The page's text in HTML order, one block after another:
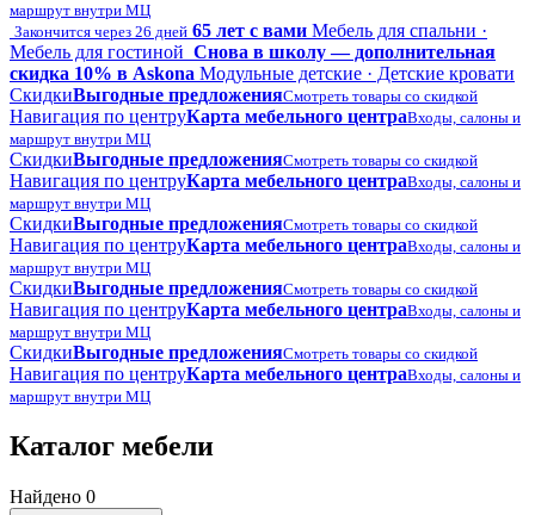
маршрут внутри МЦ
Закончится через 26 дней 65 лет с вами Мебель для спальни ·
Мебель для гостиной Снова в школу — дополнительная
скидка 10% в Askona Модульные детские · Детские кровати
СкидкиВыгодные предложенияСмотреть товары со скидкой
Навигация по центруКарта мебельного центраВходы, салоны и
маршрут внутри МЦ
СкидкиВыгодные предложенияСмотреть товары со скидкой
Навигация по центруКарта мебельного центраВходы, салоны и
маршрут внутри МЦ
СкидкиВыгодные предложенияСмотреть товары со скидкой
Навигация по центруКарта мебельного центраВходы, салоны и
маршрут внутри МЦ
СкидкиВыгодные предложенияСмотреть товары со скидкой
Навигация по центруКарта мебельного центраВходы, салоны и
маршрут внутри МЦ
СкидкиВыгодные предложенияСмотреть товары со скидкой
Навигация по центруКарта мебельного центраВходы, салоны и
маршрут внутри МЦ
Каталог мебели
Найдено 0